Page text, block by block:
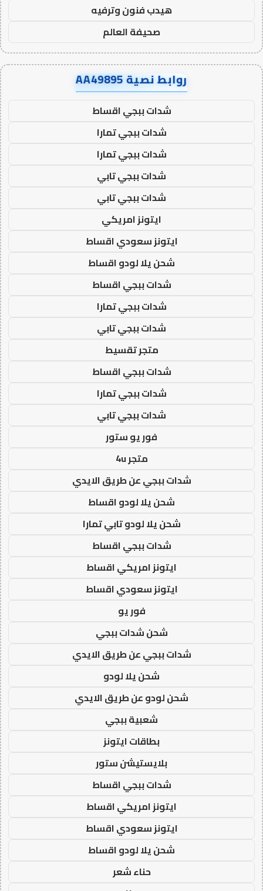
هيدب فنون وترفيه
صحيفة العالم
روابط نصية AA49895
شدات ببجي اقساط
شدات ببجي تمارا
شدات ببجي تمارا
شدات ببجي تابي
شدات ببجي تابي
ايتونز امريكي
ايتونز سعودي اقساط
شحن يلا لودو اقساط
شدات ببجي اقساط
شدات ببجي تمارا
شدات ببجي تابي
متجر تقسيط
شدات ببجي اقساط
شدات ببجي تمارا
شدات ببجي تابي
فور يو ستور
متجر 4u
شدات ببجي عن طريق الايدي
شحن يلا لودو اقساط
شحن يلا لودو تابي تمارا
شدات ببجي اقساط
ايتونز امريكي اقساط
ايتونز سعودي اقساط
فور يو
شحن شدات ببجي
شدات ببجي عن طريق الايدي
شحن يلا لودو
شحن لودو عن طريق الايدي
شعبية ببجي
بطاقات ايتونز
بلايستيشن ستور
شدات ببجي اقساط
ايتونز امريكي اقساط
ايتونز سعودي اقساط
شحن يلا لودو اقساط
حناء شعر